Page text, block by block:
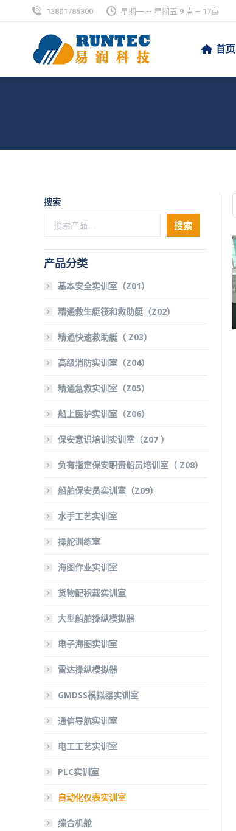
13801785300 星期一 -- 星期五 9 点 – 17点
首页
搜索
搜索
产品分类
基本安全实训室（Z01）
精通救生艇筏和救助艇（Z02）
精通快速救助艇（ Z03）
高级消防实训室（Z04）
精通急救实训室（Z05）
船上医护实训室（Z06）
保安意识培训实训室（Z07 ）
负有指定保安职责船员培训室（ Z08）
船舶保安员实训室（Z09）
水手工艺实训室
操舵训练室
海图作业实训室
货物配积载实训室
大型船舶操纵模拟器
电子海图实训室
雷达操纵模拟器
GMDSS模拟器实训室
通信导航实训室
电工工艺实训室
PLC实训室
自动化仪表实训室
综合机舱